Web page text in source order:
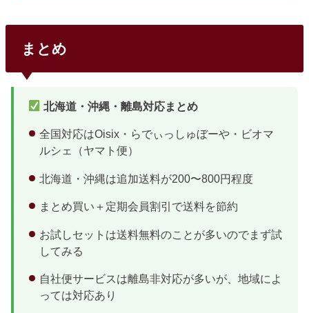
まとめ
北海道・沖縄・離島対応まとめ
全国対応はOisix・らでぃっしゅぼーや・ビオマ
ルシェ（ヤマト便）
北海道・沖縄は追加送料が200〜800円程度
まとめ買い＋定期会員割引で送料を節約
お試しセットは送料無料のことが多いのでまず試
してみる
自社便サービスは離島非対応が多いが、地域によ
っては対応あり